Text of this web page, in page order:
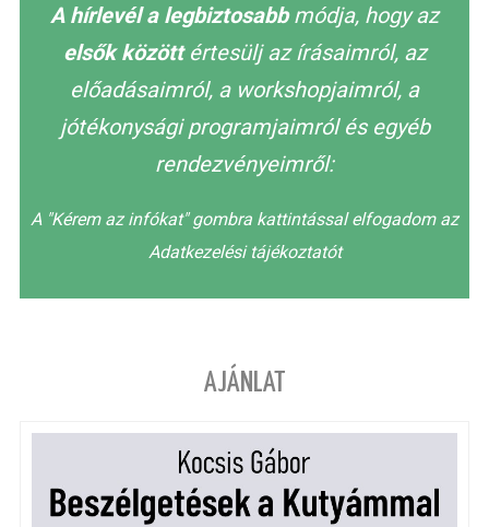
A hírlevél a legbiztosabbmódja, hogy az
elsők közöttértesülj az írásaimról, az
előadásaimról, a workshopjaimról, a
jótékonysági programjaimról és egyéb
rendezvényeimről:
A "Kérem az infókat" gombra kattintással elfogadom az
Adatkezelési tájékoztatót
AJÁNLAT